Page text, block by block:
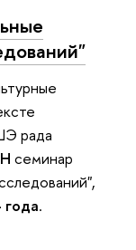
рада
семинар
.